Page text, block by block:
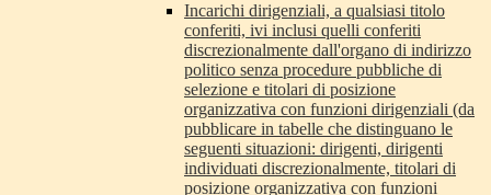
Incarichi dirigenziali, a qualsiasi titolo
conferiti, ivi inclusi quelli conferiti
discrezionalmente dall'organo di indirizzo
politico senza procedure pubbliche di
selezione e titolari di posizione
organizzativa con funzioni dirigenziali (da
pubblicare in tabelle che distinguano le
seguenti situazioni: dirigenti, dirigenti
individuati discrezionalmente, titolari di
posizione organizzativa con funzioni